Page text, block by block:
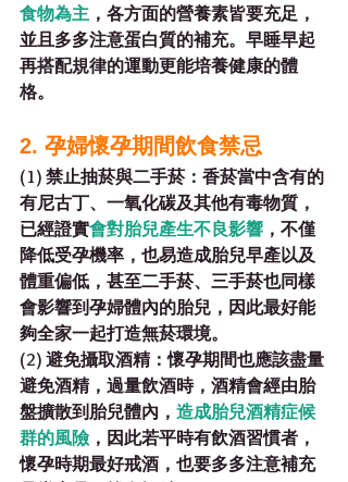
食物為主 ，各方面的營養素皆要充足，
並且多多注意蛋白質的補充。早睡早起
再搭配規律的運動更能培養健康的體
格。
2. 孕婦懷孕期間飲食禁忌
(1) 禁止抽菸與二手菸： 香菸當中含有的
有尼古丁、一氧化碳及其他有毒物質，
已經證實會對胎兒產生不良影響 ，不僅
降低受孕機率，也易造成胎兒早產以及
體重偏低，甚至二手菸、三手菸也同樣
會影響到孕婦體內的胎兒，因此最好能
夠全家一起打造無菸環境。
(2) 避免攝取酒精：懷孕期間也應該盡量
避免酒精，過量飲酒時，酒精會經由胎
盤擴散到胎兒體內， 造成胎兒酒精症候
群的風險 ，因此若平時有飲酒習慣者，
懷孕時期最好戒酒，也要多多注意補充